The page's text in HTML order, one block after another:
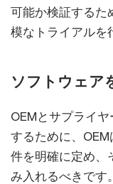
可能か検証するた
模なトライアルを
ソフトウェア
OEMとサプライ
するために、
件を明確に定め、
み入れるべきです。